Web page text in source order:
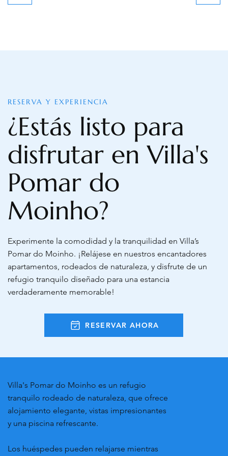
RESERVA Y EXPERIENCIA
¿Estás listo para
disfrutar en Villa's
Pomar do
Moinho?
Experimente la comodidad y la tranquilidad en Villa’s
Pomar do Moinho. ¡Relájese en nuestros encantadores
apartamentos, rodeados de naturaleza, y disfrute de un
refugio tranquilo diseñado para una estancia
verdaderamente memorable!
RESERVAR AHORA
Villa's Pomar do Moinho es un refugio
tranquilo rodeado de naturaleza, que ofrece
alojamiento elegante, vistas impresionantes
y una piscina refrescante.
Los huéspedes pueden relajarse mientras